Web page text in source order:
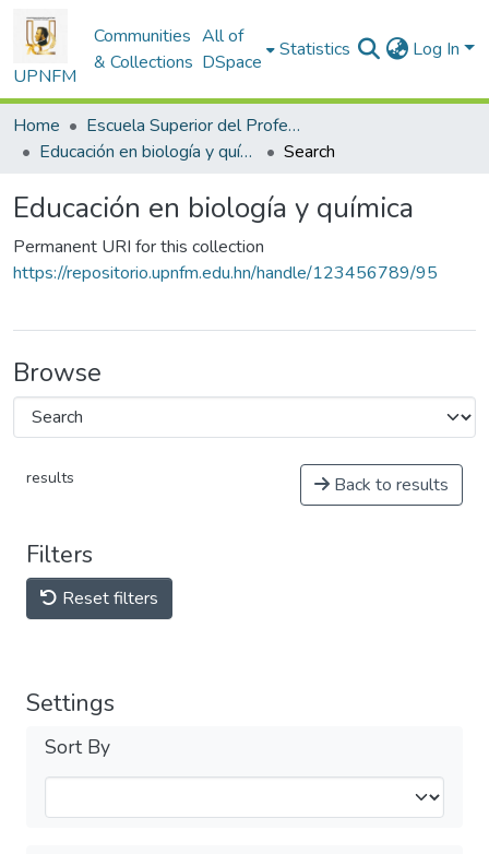
UPNFM
Communities
& Collections
All of
DSpace
Statistics Log In
Home
Escuela Superior del Profesorado
Educación en biología y química
Search
Educación en biología y química
Permanent URI for this collection
https://repositorio.upnfm.edu.hn/handle/123456789/95
Browse
results Back to results
Filters
Reset filters
Settings
Sort By